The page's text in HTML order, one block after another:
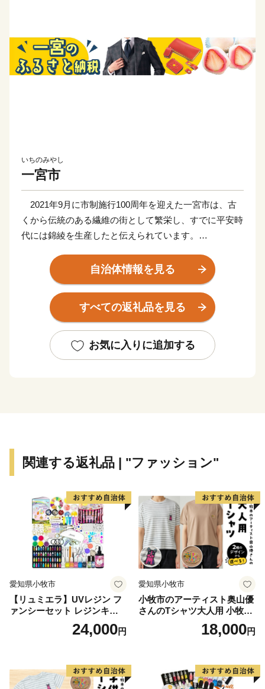
いちのみやし
一宮市
2021年9月に市制施行100周年を迎えた一宮市は、古
くから伝統のある繊維の街として繁栄し、すでに平安時
代には錦綾を生産したと伝えられています。
エリアが「尾州」と呼ばれています。「尾州」は毛織物
産地として知られ、その規模は国内生産量の約80％を誇
り、「尾州」の生地は世界の有名ブランドに採用される
など高く評価されています。
ラーなど繊維製品をはじめバラエティーに富んだ品をご
用意しています。
自治体情報を見る
すべての返礼品を見る
お気に入りに追加する
関連する返礼品 | "ファッション"
愛知県小牧市
【リュミエラ】UVレジン フ
ァンシーセット レジンキッ
ト ハンドメイド レジンクラ
フト アクセサリーキット 手
24,000円
愛知県小牧市
小牧市のアーティスト奥山優
さんのTシャツ大人用 小牧市
18,000円